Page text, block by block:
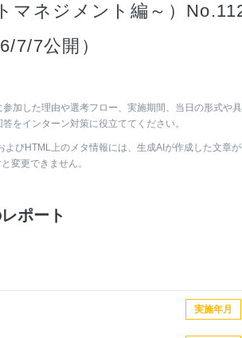
マネジメント編～）
7/7公開）
加した理由や選考フロー、実施期間、当日の形式や
をインターン対策に役立ててください。
びHTML上のメタ情報には、生成AIが作成した文章が
変更できません。
ポート
実施年月